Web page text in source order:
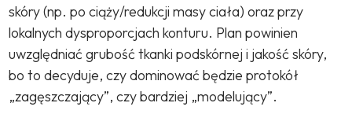
skóry (np. po ciąży/redukcji masy ciała) oraz przy
lokalnych dysproporcjach konturu. Plan powinien
uwzględniać grubość tkanki podskórnej i jakość skóry,
bo to decyduje, czy dominować będzie protokół
„zagęszczający”, czy bardziej „modelujący”.